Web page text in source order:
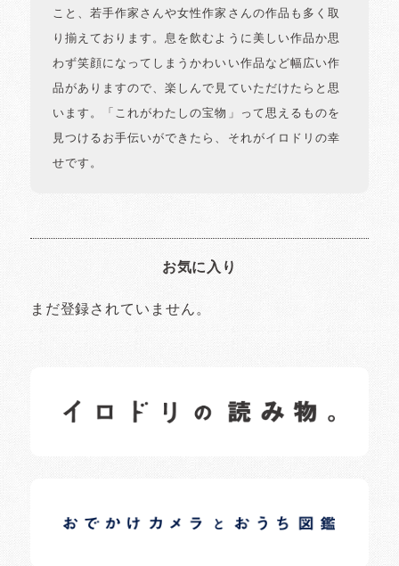
こと、若手作家さんや女性作家さんの作品も多く取
り揃えております。息を飲むように美しい作品か思
わず笑顔になってしまうかわいい作品など幅広い作
品がありますので、楽しんで見ていただけたらと思
います。「これがわたしの宝物」って思えるものを
見つけるお手伝いができたら、それがイロドリの幸
せです。
お気に入り
まだ登録されていません。
日常の様子など随時更新中です。
日常の様子など随時更新中です。